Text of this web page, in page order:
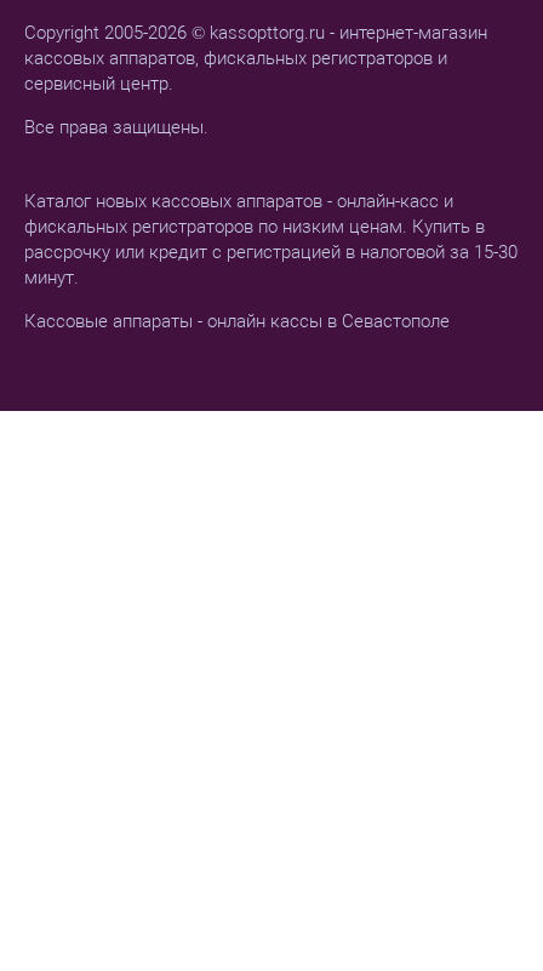
Copyright 2005-2026 © kassopttorg.ru - интернет-магазин
кассовых аппаратов, фискальных регистраторов и
сервисный центр.
Все права защищены.
Каталог новых кассовых аппаратов - онлайн-касс и
фискальных регистраторов по низким ценам. Купить в
рассрочку или кредит с регистрацией в налоговой за 15-30
минут.
Кассовые аппараты - онлайн кассы в Севастополе